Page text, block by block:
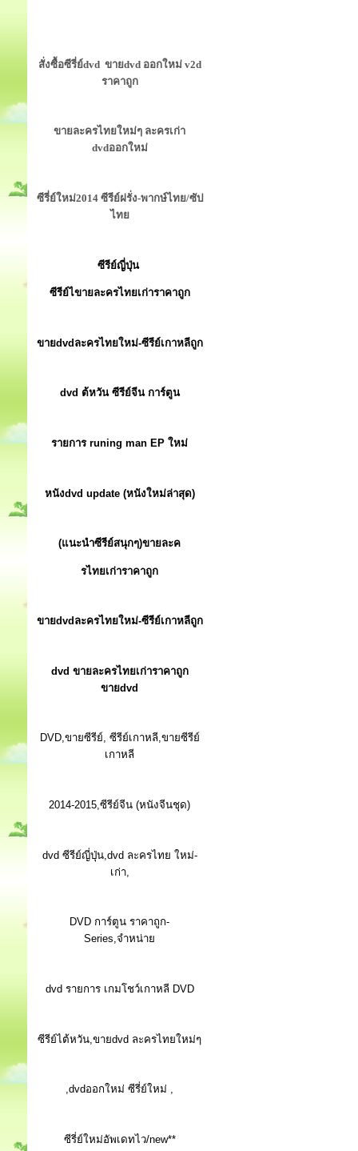
สั่งซื้อซีรี่ย์dvd ขายdvd ออกใหม่ v2d
ราคาถูก
ขายละครไทยใหม่ๆ ละครเก่า
dvdออกใหม่
ซีรี่ย์ใหม่2014 ซีรีย์ฝรั่ง-พากษ์ไทย/ซัป
ไทย
ซีรีย์ญี่ปุ่น
ซีรีย์ไขายละครไทยเก่าราคาถูก
ขายdvdละครไทยใหม่-ซีรีย์เกาหลีถูก
dvd ต้หวัน ซีรีย์จีน การ์ตูน
รายการ runing man EP ใหม่
หนังdvd update (หนังใหม่ล่าสุด)
(แนะนำซีรีย์สนุกๆ)ขายละค
รไทยเก่าราคาถูก
ขายdvdละครไทยใหม่-ซีรีย์เกาหลีถูก
dvd ขายละครไทยเก่าราคาถูก
ขายdvd
DVD,ขายซีรีย์, ซีรีย์เกาหลี,ขายซีรีย์
เกาหลี
2014-2015,ซีรีย์จีน (หนังจีนชุด)
dvd ซีรีย์ญี่ปุ่น,dvd ละครไทย ใหม่-
เก่า,
DVD การ์ตูน ราคาถูก-
Series,จำหน่าย
dvd รายการ เกมโชว์เกาหลี DVD
ซีรีย์ไต้หวัน,ขายdvd ละครไทยใหม่ๆ
,dvdออกใหม่ ซีรี่ย์ใหม่ ,
ซีรี่ย์ใหม่อัพเดทไว/new**